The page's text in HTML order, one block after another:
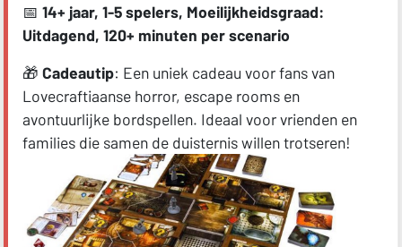
📅 14+ jaar, 1-5 spelers, Moeilijkheidsgraad:
Uitdagend, 120+ minuten per scenario
🎁 Cadeautip: Een uniek cadeau voor fans van
Lovecraftiaanse horror, escape rooms en
avontuurlijke bordspellen. Ideaal voor vrienden en
families die samen de duisternis willen trotseren!